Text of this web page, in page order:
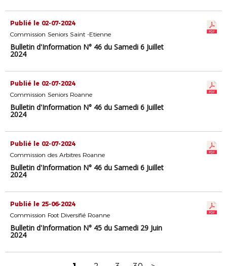
Publié le 02-07-2024
Commission Seniors Saint -Etienne
Bulletin d'Information N° 46 du Samedi 6 Juillet
2024
Publié le 02-07-2024
Commission Seniors Roanne
Bulletin d'Information N° 46 du Samedi 6 Juillet
2024
Publié le 02-07-2024
Commission des Arbitres Roanne
Bulletin d'Information N° 46 du Samedi 6 Juillet
2024
Publié le 25-06-2024
Commission Foot Diversifié Roanne
Bulletin d'Information N° 45 du Samedi 29 Juin
2024